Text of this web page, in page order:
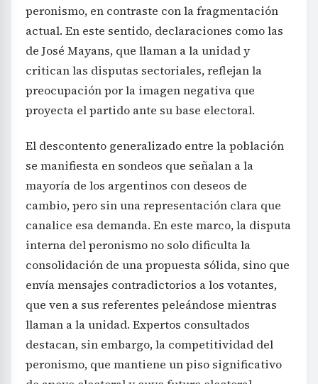
peronismo, en contraste con la fragmentación
actual. En este sentido, declaraciones como las
de José Mayans, que llaman a la unidad y
critican las disputas sectoriales, reflejan la
preocupación por la imagen negativa que
proyecta el partido ante su base electoral.
El descontento generalizado entre la población
se manifiesta en sondeos que señalan a la
mayoría de los argentinos con deseos de
cambio, pero sin una representación clara que
canalice esa demanda. En este marco, la disputa
interna del peronismo no solo dificulta la
consolidación de una propuesta sólida, sino que
envía mensajes contradictorios a los votantes,
que ven a sus referentes peleándose mientras
llaman a la unidad. Expertos consultados
destacan, sin embargo, la competitividad del
peronismo, que mantiene un piso significativo